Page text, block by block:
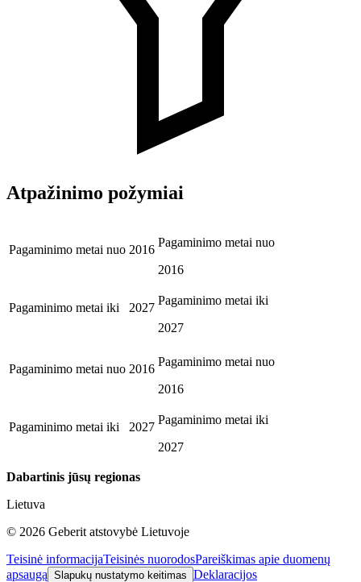
Atpažinimo požymiai
Pagaminimo metai nuo 2016
Pagaminimo metai nuo
2016
Pagaminimo metai iki 2027
Pagaminimo metai iki
2027
Pagaminimo metai nuo 2016
Pagaminimo metai nuo
2016
Pagaminimo metai iki 2027
Pagaminimo metai iki
2027
Dabartinis jūsų regionas
Lietuva
© 2026 Geberit atstovybė Lietuvoje
Teisinė informacijaTeisinės nuorodosPareiškimas apie duomenų
apsaugą Slapukų nustatymo keitimas Deklaracijos